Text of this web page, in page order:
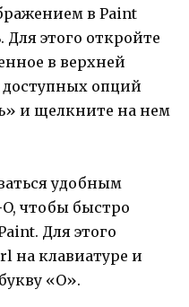
в Paint
этого откройте
в верхней
опций
и щелкните на нем
удобным
чтобы быстро
Для этого
на клавиатуре и
«O».